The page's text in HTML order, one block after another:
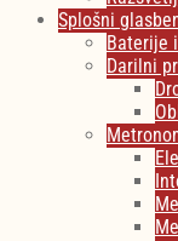
Splošni
Baterije
Darilni